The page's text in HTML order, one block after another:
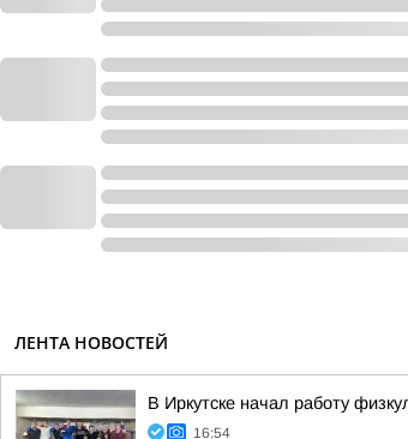
ЛЕНТА НОВОСТЕЙ
В Иркутске начал работу
16:54